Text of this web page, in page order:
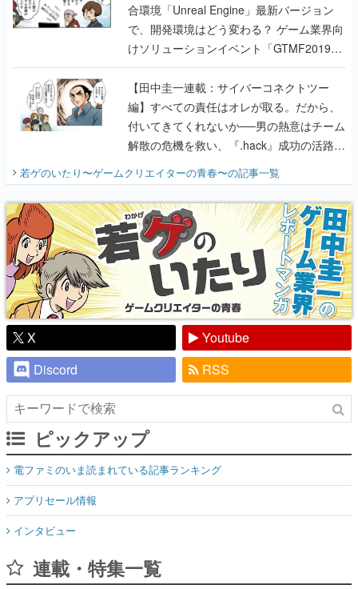
合環境「Unreal Engine」最新バージョン
で、開発環境はどう変わる？ ゲーム業界向
けソリューションイベント「GTMF2019」
に行って、より理解を深めよう【PR】
【田中圭一連載：サイバーコネクトツー
編】すべての責任はオレが取る。だから、
付いてきてくれないか──男の熱意はチーム
解散の危機を救い、『.hack』成功の活路を
開く。業界の快男児・松山 洋に流れる血は
『少年ジャンプ』色だった【若ゲのいた
り】
若ゲのいたり〜ゲームクリエイターの青春〜の記事一覧
X
Youtube
Discord
RSS
ピックアップ
電ファミのいま読まれている記事ランキング
アプリセール情報
インタビュー
連載・特集一覧